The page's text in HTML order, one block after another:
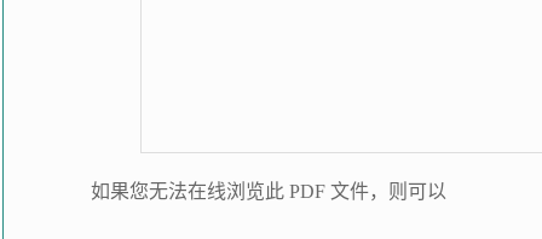
如果您无法在线浏览此 PDF 文件，则可以